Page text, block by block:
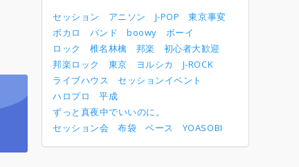
セッション アニソン J-POP
東京事変
ボカロ
バンド boowy
ボーイ
ロック
椎名林檎 邦楽
初心者大歓迎
邦楽ロック
東京 ヨルシカ
J-ROCK
ライブハウス
セッションイベント
ハロプロ
平成
ずっと真夜中でいいのに。
セッション会
布袋 ベース YOASOBI